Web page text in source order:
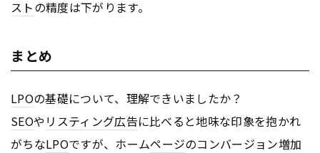
ストの精度は下がります。
まとめ
LPOの基礎について、理解できいましたか？
SEOやリスティング広告に比べると地味な印象を抱かれ
がちなLPOですが、ホームページのコンバージョン増加